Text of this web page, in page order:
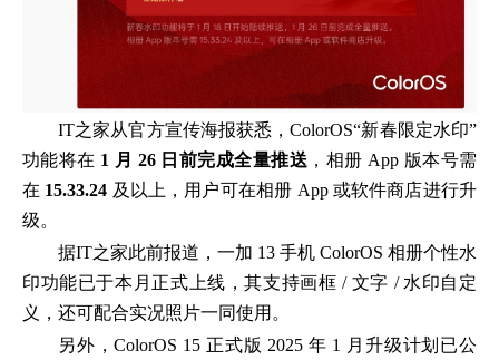
IT之家从官方宣传海报获悉，ColorOS“新春限定水印”
功能将在 1 月 26 日前完成全量推送 ，相册 App 版本号需
在 15.33.24 及以上，用户可在相册 App 或软件商店进行升
级。
据IT之家此前报道，一加 13 手机 ColorOS 相册个性水
印功能已于本月正式上线，其支持画框 / 文字 / 水印自定
义，还可配合实况照片一同使用。
另外，ColorOS 15 正式版 2025 年 1 月升级计划已公